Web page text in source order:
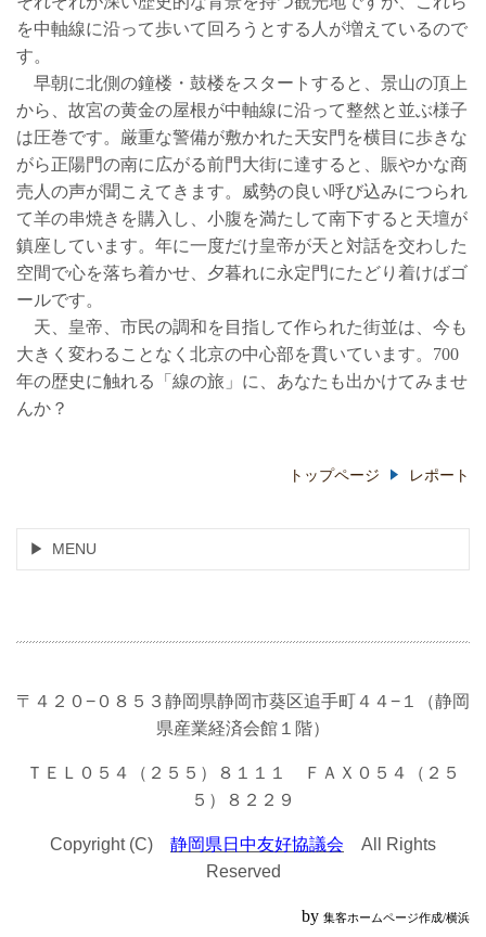
を中軸線に沿って歩いて回ろうとする人が増えているので
す。
早朝に北側の鐘楼・鼓楼をスタートすると、景山の頂上
から、故宮の黄金の屋根が中軸線に沿って整然と並ぶ様子
は圧巻です。厳重な警備が敷かれた天安門を横目に歩きな
がら正陽門の南に広がる前門大街に達すると、賑やかな商
売人の声が聞こえてきます。威勢の良い呼び込みにつられ
て羊の串焼きを購入し、小腹を満たして南下すると天壇が
鎮座しています。年に一度だけ皇帝が天と対話を交わした
空間で心を落ち着かせ、夕暮れに永定門にたどり着けばゴ
ールです。
天、皇帝、市民の調和を目指して作られた街並は、今も
大きく変わることなく北京の中心部を貫いています。700
年の歴史に触れる「線の旅」に、あなたも出かけてみませ
んか？
トップページ レポート
MENU
〒４２０−０８５３静岡県静岡市葵区追手町４４−１（静岡
県産業経済会館１階）
ＴＥＬ０５４（２５５）８１１１ ＦＡＸ０５４（２５
５）８２２９
Copyright (C) 静岡県日中友好協議会 All Rights
Reserved
by 集客ホームページ作成/横浜